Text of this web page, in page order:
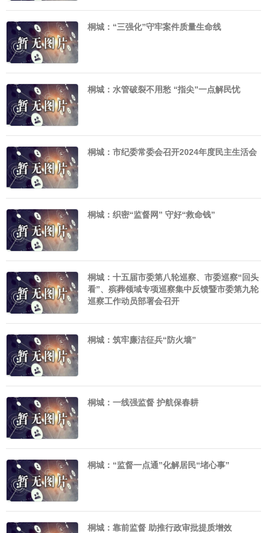
桐城：“三强化”守牢案件质量生命线
桐城：水管破裂不用愁 “指尖”一点解民忧
桐城：市纪委常委会召开2024年度民主生活会
桐城：织密“监督网” 守好“救命钱”
桐城：十五届市委第八轮巡察、市委巡察“回头
看”、殡葬领域专项巡察集中反馈暨市委第九轮
巡察工作动员部署会召开
桐城：筑牢廉洁征兵“防火墙”
桐城：一线强监督 护航保春耕
桐城：“监督一点通”化解居民“堵心事”
桐城：靠前监督 助推行政审批提质增效